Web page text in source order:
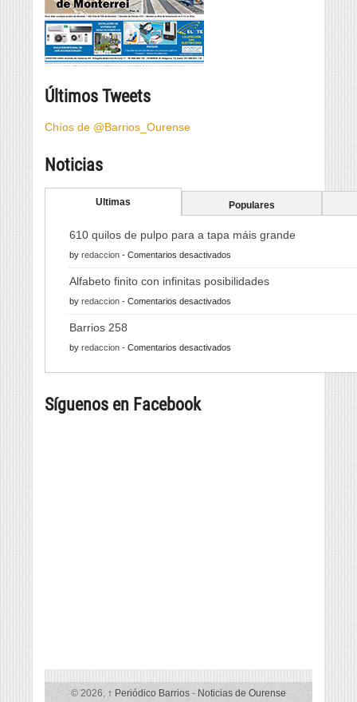
Últimos Tweets
Chíos de @Barrios_Ourense
Noticias
Ultimas Populares
610 quilos de pulpo para a tapa máis grande
by redaccion - Comentarios desactivados
610
Alfabeto finito con infinitas posibilidades
by redaccion - Comentarios desactivados
Alfabeto
infinitas
Barrios 258
by redaccion - Comentarios desactivados
Síguenos en Facebook
© 2026, ↑ Periódico Barrios- Noticias de Ourense